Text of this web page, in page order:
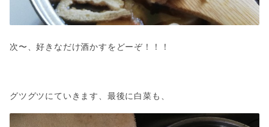
次〜、好きなだけ酒かすをどーぞ！！！
グツグツにていきます、最後に白菜も、